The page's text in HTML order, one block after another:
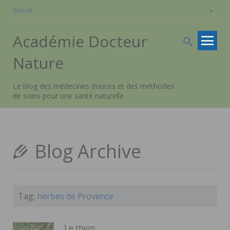
Social
Académie Docteur
Nature
Le blog des médecines douces et des méthodes
de soins pour une santé naturelle
Skip to
content
Blog Archive
Tag: herbes de Provence